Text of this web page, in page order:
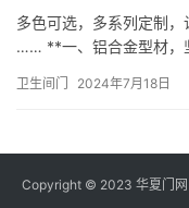
多色可选，多系列定制
…… **一、铝合金型材，
不易变形。无论是频繁
卫生间门 2024年7月18日
Copyright © 2023 华夏门网